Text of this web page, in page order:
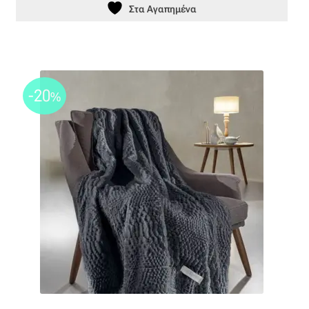
Ταφτάς (ταυτάς)
Τζιν
Τρεβίρα
Φιλ-κουπέ
Στα Αγαπημένα
-20%